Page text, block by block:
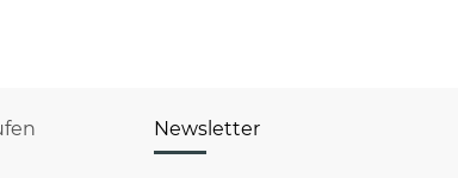
Newsletter